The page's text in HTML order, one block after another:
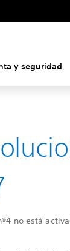
y seguridad
no está